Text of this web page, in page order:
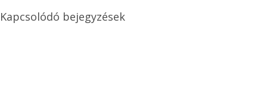
Kapcsolódó bejegyzések